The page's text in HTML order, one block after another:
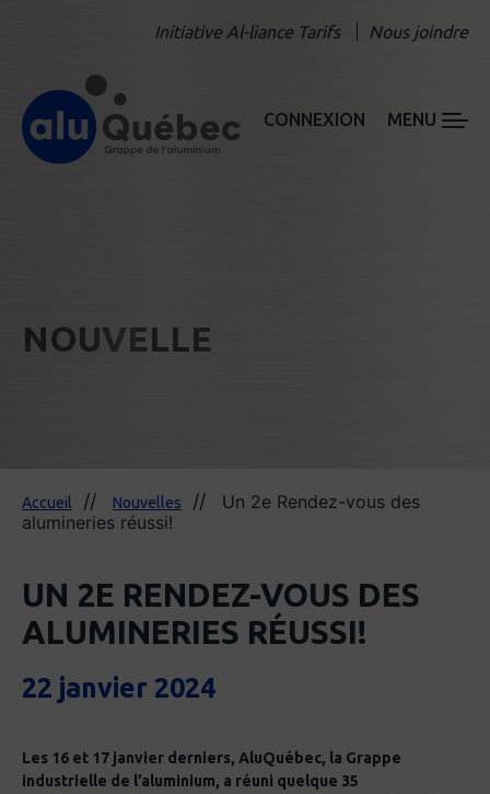
Initiative Al-liance Tarifs Nous joindre
CONNEXION MENU
NOUVELLE
Accueil Nouvelles
Un 2e Rendez-vous des
alumineries réussi!
UN 2E RENDEZ-VOUS DES
ALUMINERIES RÉUSSI!
22 janvier 2024
Les 16 et 17 janvier derniers, AluQuébec, la Grappe
industrielle de l’aluminium, a réuni quelque 35